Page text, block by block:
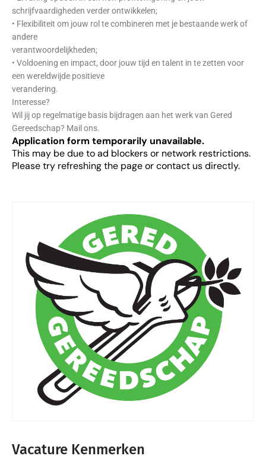
schrijfvaardigheden verder ontwikkelen;
• Flexibiliteit om jouw rol te combineren met je bestaande werk of
andere
verantwoordelijkheden;
• Voldoening en impact, door jouw tijd en talent in te zetten voor
een wereldwijde positieve
verandering.
Interesse?
Wil jij op regelmatige basis bijdragen aan het werk van Gered
Gereedschap? Mail ons.
Application form temporarily unavailable.
This may be due to ad blockers or network restrictions.
Please try refreshing the page or contact us directly.
Vacature Kenmerken